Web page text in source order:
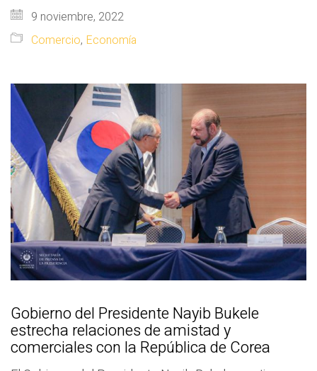
9 noviembre, 2022
Comercio, Economía
Gobierno del Presidente Nayib Bukele
estrecha relaciones de amistad y
comerciales con la República de Corea